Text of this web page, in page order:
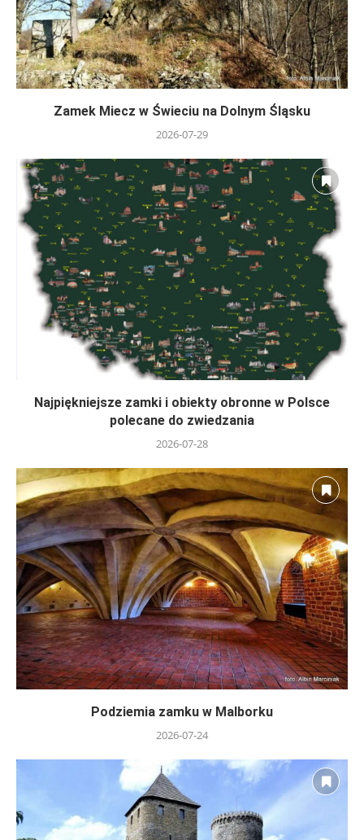
Zamek Miecz w Świeciu na Dolnym Śląsku
2026-07-29
Najpiękniejsze zamki i obiekty obronne w Polsce
polecane do zwiedzania
2026-07-28
Podziemia zamku w Malborku
2026-07-24